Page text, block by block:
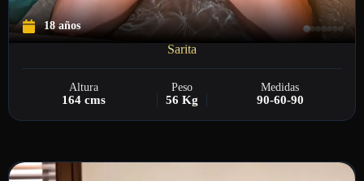
18 años
Sarita
Altura Peso Medidas
164 cms 56 Kg 90-60-90